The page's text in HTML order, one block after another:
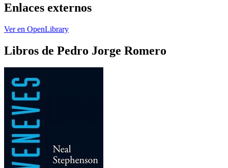
Enlaces externos
Ver en OpenLibrary
Libros de Pedro Jorge Romero